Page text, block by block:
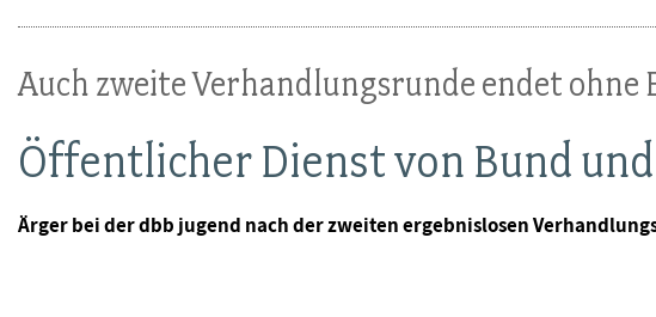
Auch zweite Verhandlungsrunde endet ohne
Öffentlicher Dienst von Bund
Ärger bei der dbb jugend nach der zweiten ergebnislosen